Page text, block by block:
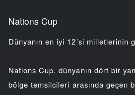
Nations Cup
Dünyanın en iyi 12’si milletlerinin
Nations Cup, dünyanın dört bir
bölge temsilcileri arasında geçen